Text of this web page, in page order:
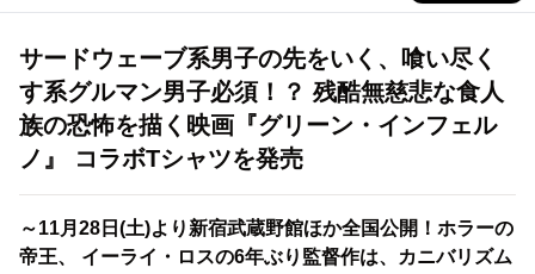
サードウェーブ系男子の先をいく、喰い尽く
す系グルマン男子必須！？ 残酷無慈悲な食人
族の恐怖を描く映画『グリーン・インフェル
ノ』 コラボTシャツを発売
～11月28日(土)より新宿武蔵野館ほか全国公開！ホラーの
帝王、 イーライ・ロスの6年ぶり監督作は、カニバリズム